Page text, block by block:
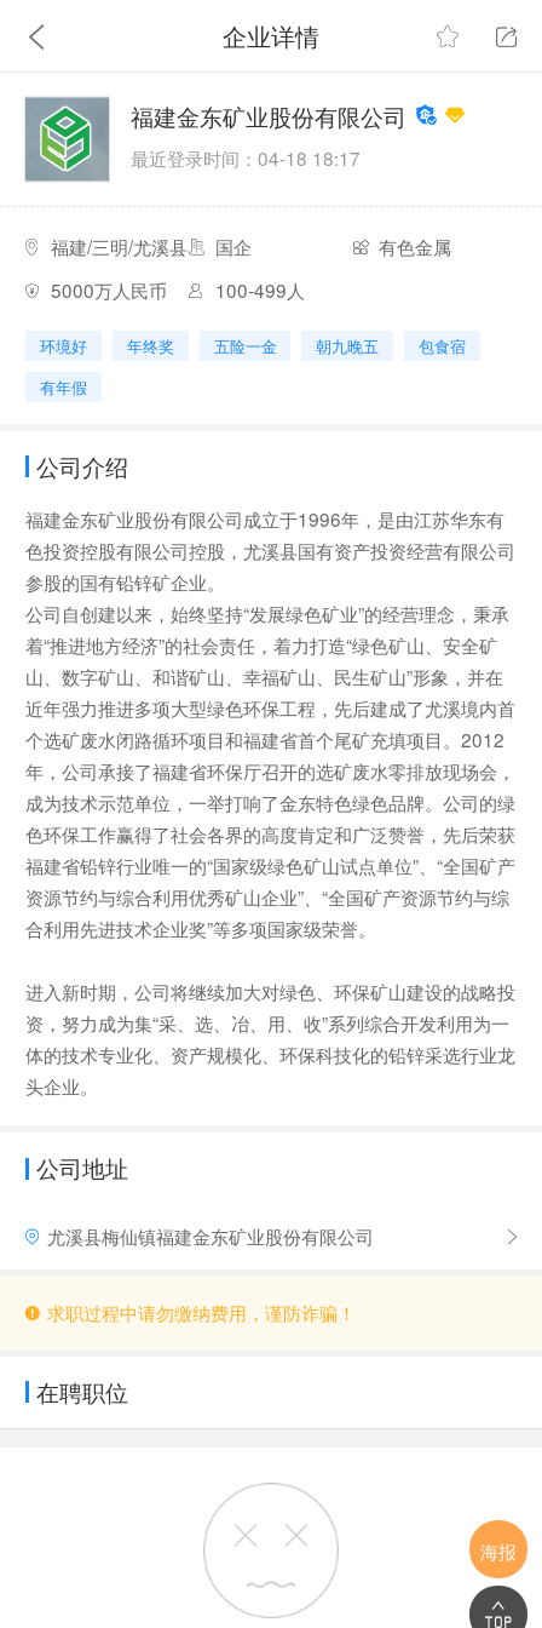
企业详情
福建金东矿业股份有限公司
最近登录时间：04-18 18:17
福建/三明/尤溪县 国企
有色金属
5000万人民币
100-499人
环境好 年终奖 五险一金 朝九晚五
包食宿
有年假
公司介绍
福建金东矿业股份有限公司成立于1996年，是由江苏华东有
色投资控股有限公司控股，尤溪县国有资产投资经营有限公司
参股的国有铅锌矿企业。
公司自创建以来，始终坚持“发展绿色矿业”的经营理念，秉承
着“推进地方经济”的社会责任，着力打造“绿色矿山、安全矿
山、数字矿山、和谐矿山、幸福矿山、民生矿山”形象，并在
近年强力推进多项大型绿色环保工程，先后建成了尤溪境内首
个选矿废水闭路循环项目和福建省首个尾矿充填项目。2012
年，公司承接了福建省环保厅召开的选矿废水零排放现场会，
成为技术示范单位，一举打响了金东特色绿色品牌。公司的绿
色环保工作赢得了社会各界的高度肯定和广泛赞誉，先后荣获
福建省铅锌行业唯一的“国家级绿色矿山试点单位”、“全国矿产
资源节约与综合利用优秀矿山企业”、“全国矿产资源节约与综
合利用先进技术企业奖”等多项国家级荣誉。
进入新时期，公司将继续加大对绿色、环保矿山建设的战略投
资，努力成为集“采、选、冶、用、收”系列综合开发利用为一
体的技术专业化、资产规模化、环保科技化的铅锌采选行业龙
头企业。
公司地址
尤溪县梅仙镇福建金东矿业股份有限公司
求职过程中请勿缴纳费用，谨防诈骗！
在聘职位
海报